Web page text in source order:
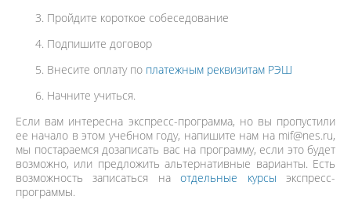
Пройдите короткое собеседование
Подпишите договор
Внесите оплату по платежным реквизитам РЭШ
Начните учиться.
Если вам интересна экспресс-программа, но вы пропустили
ее начало в этом учебном году, напишите нам на mif@nes.ru,
мы постараемся дозаписать вас на программу, если это будет
возможно, или предложить альтернативные варианты. Есть
возможность записаться наотдельные курсы экспресс-
программы.